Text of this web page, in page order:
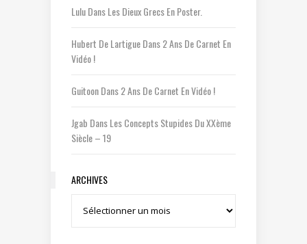
LuluDansLes Dieux Grecs En Poster.
Hubert De LartigueDans2 Ans De Carnet En
Vidéo !
GuitoonDans2 Ans De Carnet En Vidéo !
Jgab DansLes Concepts Stupides Du XXème
Siècle – 19
ARCHIVES
Archives